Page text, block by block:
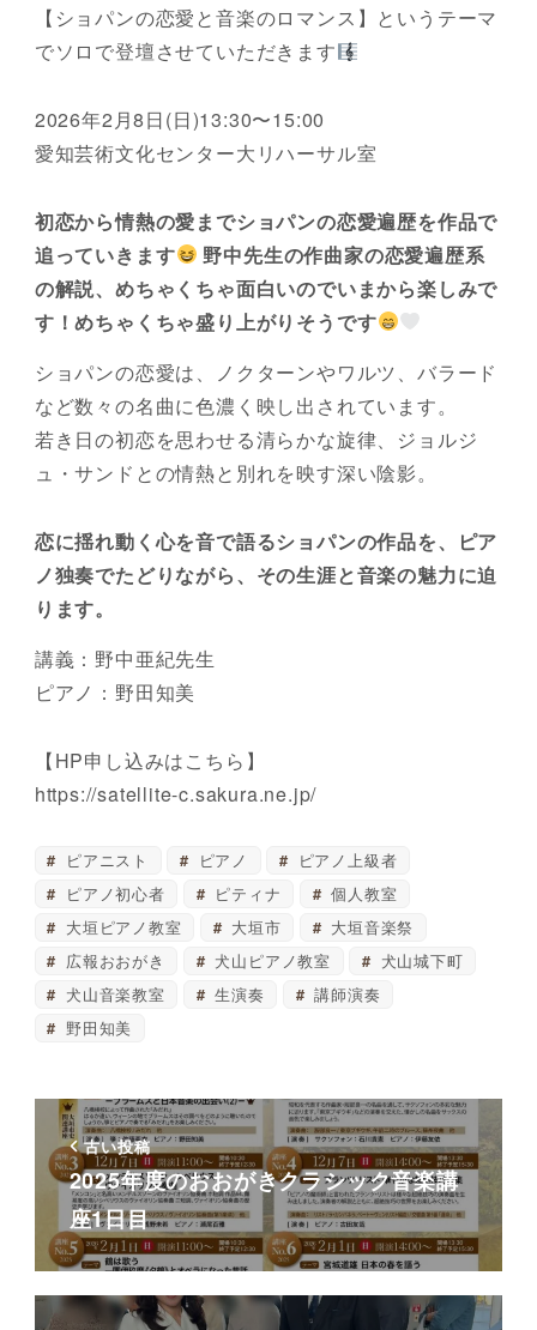
【ショパンの恋愛と音楽のロマンス】というテーマ
でソロで登壇させていただきます
2026年2月8日(日)13:30〜15:00
愛知芸術文化センター大リハーサル室
初恋から情熱の愛までショパンの恋愛遍歴を作品で
追っていきます
野中先生の作曲家の恋愛遍歴系
の解説、めちゃくちゃ面白いのでいまから楽しみで
す！めちゃくちゃ盛り上がりそうです
ショパンの恋愛は、ノクターンやワルツ、バラード
など数々の名曲に色濃く映し出されています。
若き日の初恋を思わせる清らかな旋律、ジョルジ
ュ・サンドとの情熱と別れを映す深い陰影。
恋に揺れ動く心を音で語るショパンの作品を、ピア
ノ独奏でたどりながら、その生涯と音楽の魅力に迫
ります。
講義：野中亜紀先生
ピアノ：野田知美
【HP申し込みはこちら】
https://satellite-c.sakura.ne.jp/
ピアニスト ピアノ
ピアノ上級者
ピアノ初心者
ピティナ
個人教室
大垣ピアノ教室
大垣市
大垣音楽祭
広報おおがき
犬山ピアノ教室
犬山城下町
犬山音楽教室
生演奏
講師演奏
野田知美
古い投稿
2025年度のおおがきクラシック音楽講
座1日目